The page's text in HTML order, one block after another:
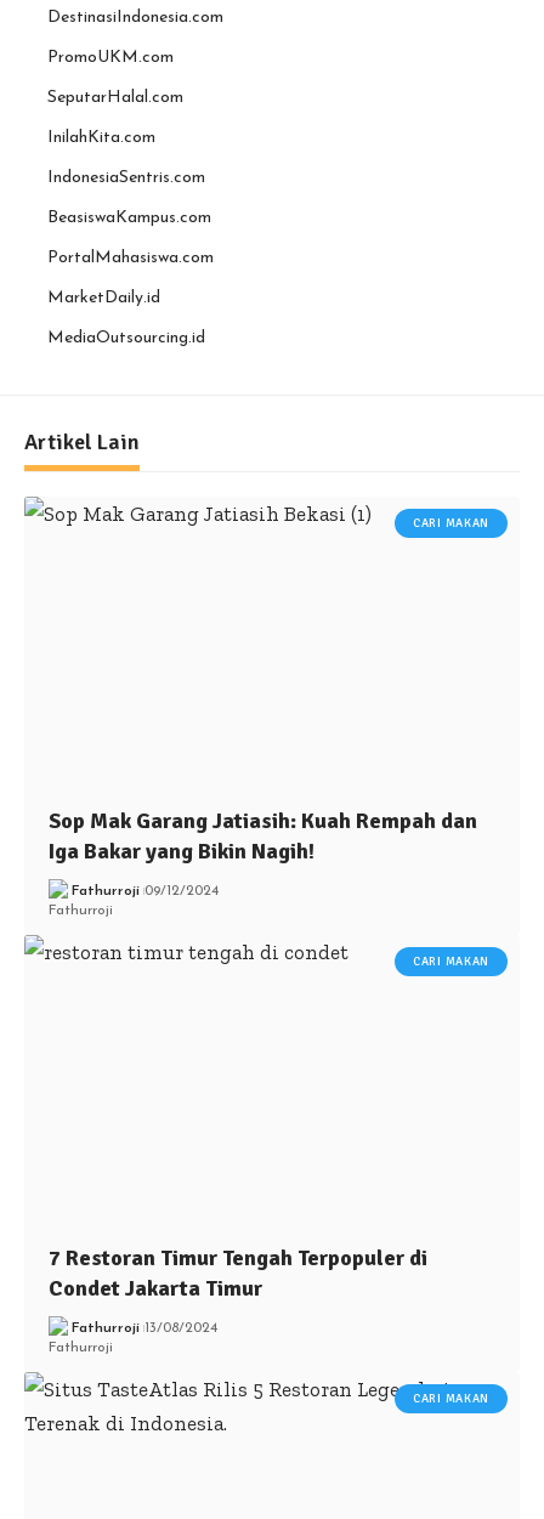
DestinasiIndonesia.com
PromoUKM.com
SeputarHalal.com
InilahKita.com
IndonesiaSentris.com
BeasiswaKampus.com
PortalMahasiswa.com
MarketDaily.id
MediaOutsourcing.id
Artikel Lain
CARI MAKAN
Sop Mak Garang Jatiasih: Kuah Rempah dan
Iga Bakar yang Bikin Nagih!
Fathurroji 09/12/2024
CARI MAKAN
7 Restoran Timur Tengah Terpopuler di
Condet Jakarta Timur
Fathurroji 13/08/2024
CARI MAKAN